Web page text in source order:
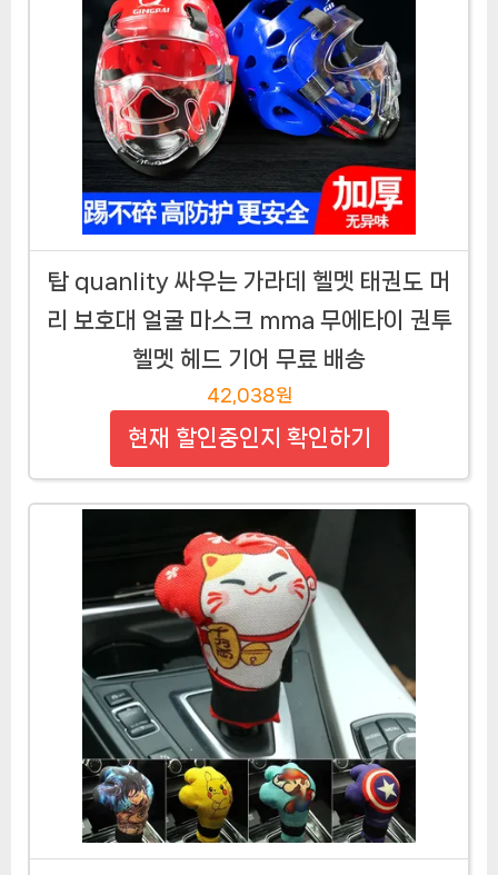
탑 quanlity 싸우는 가라데 헬멧 태권도 머
리 보호대 얼굴 마스크 mma 무에타이 권투
헬멧 헤드 기어 무료 배송
42,038원
현재 할인중인지 확인하기